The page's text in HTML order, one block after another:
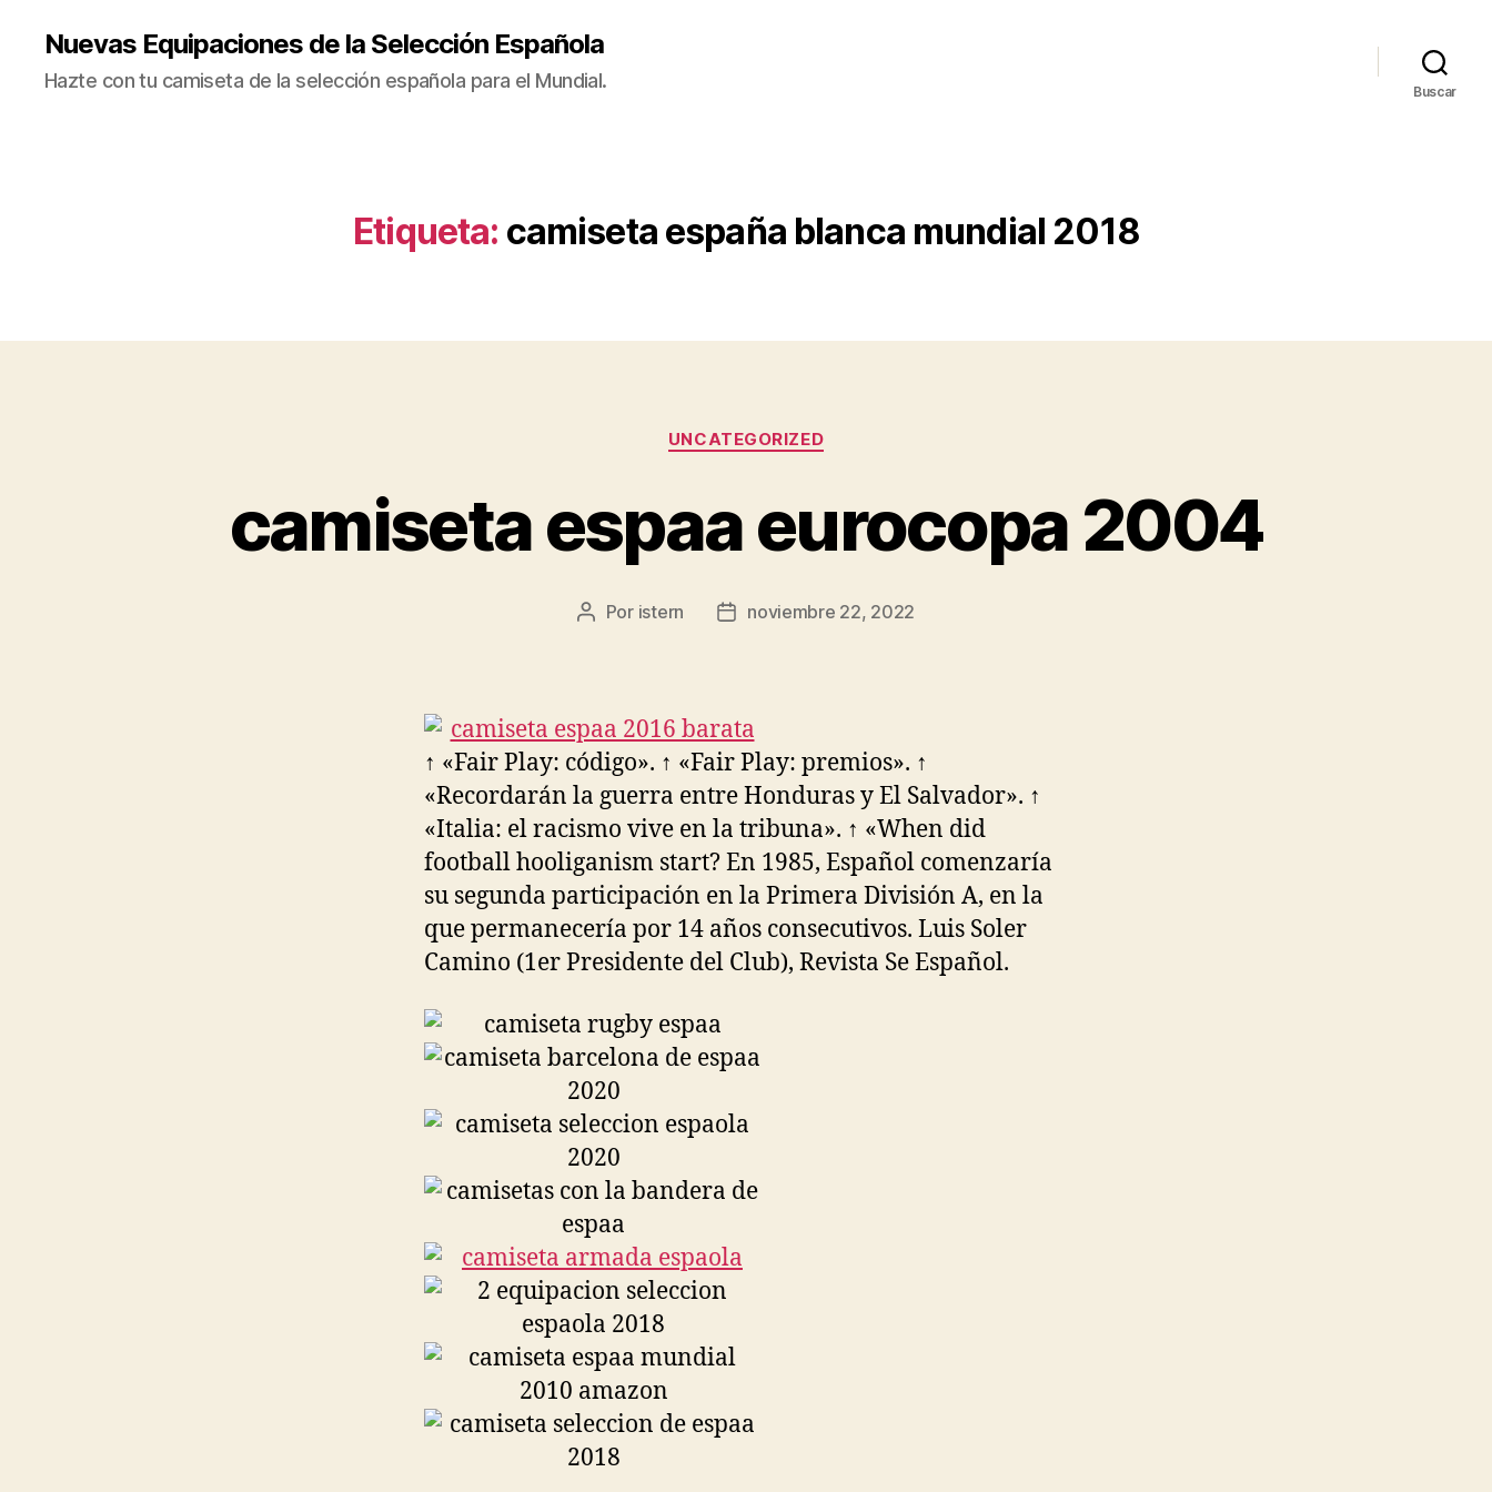
Nuevas Equipaciones de la Selección Española
Hazte con tu camiseta de la selección española para el Mundial. Buscar
Etiqueta: camiseta españa blanca mundial 2018
Categorías
UNCATEGORIZED
camiseta espaa eurocopa 2004
Autor
Por istern
Fechanoviembre 22, 2022
↑ «Fair Play: código». ↑ «Fair Play: premios». ↑
«Recordarán la guerra entre Honduras y El Salvador». ↑
«Italia: el racismo vive en la tribuna». ↑ «When did
football hooliganism start? En 1985, Español comenzaría
su segunda participación en la Primera División A, en la
que permanecería por 14 años consecutivos. Luis Soler
Camino (1er Presidente del Club), Revista Se Español.